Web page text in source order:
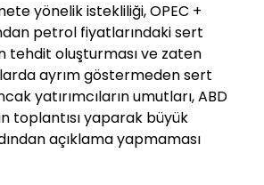
yönelik istekliliği, OPEC +
petrol fiyatlarındaki sert
tehdit oluşturması ve zaten
ayrım göstermeden sert
yatırımcıların umutları, ABD
toplantısı yaparak büyük
açıklama yapmaması